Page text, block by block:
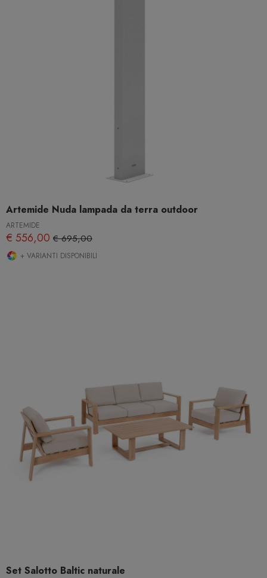
Artemide Nuda lampada da terra outdoor
ARTEMIDE
€ 556,00 € 695,00
+ VARIANTI DISPONIBILI
Set Salotto Baltic naturale